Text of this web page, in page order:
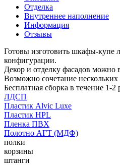
Отделка
Внутреннее наполнение
Информация
Отзывы
Готовы изготовить шкафы-купе
конфигурации.
Декор и отделку фасадов можно
Возможно сочетание
Бесплатная сборка в течение 1-2
ЛДСП
Пластик Alvic Luxe
Пластик HPL
Пленка ПВХ
Полотно АГТ (МДФ)
полки
корзины
штанги